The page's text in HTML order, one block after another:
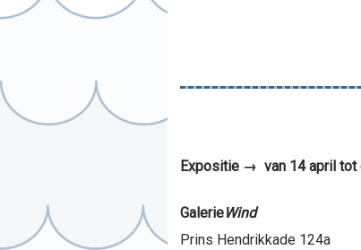
Expositie → van 14 april tot
GalerieWind
Prins Hendrikkade 124a